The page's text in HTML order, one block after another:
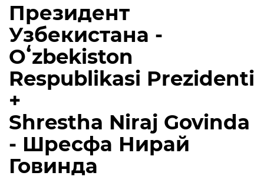
Президент
Узбекистана -
Oʻzbekiston
Respublikasi Prezidenti
+
Shrestha Niraj Govinda
- Шресфа Нирай
Говинда